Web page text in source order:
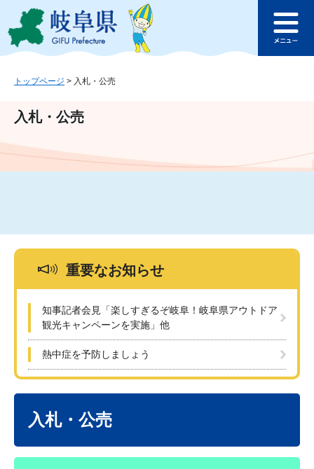
ジ
ュ
文
このページの本文へ
ュ
トップページ > 入札・公売
入札・公売
重要なお知らせ
知事記者会見「楽しすぎるぞ岐阜！岐阜県アウトドア
観光キャンペーンを実施」他
熱中症を予防しましょう
入札・公売